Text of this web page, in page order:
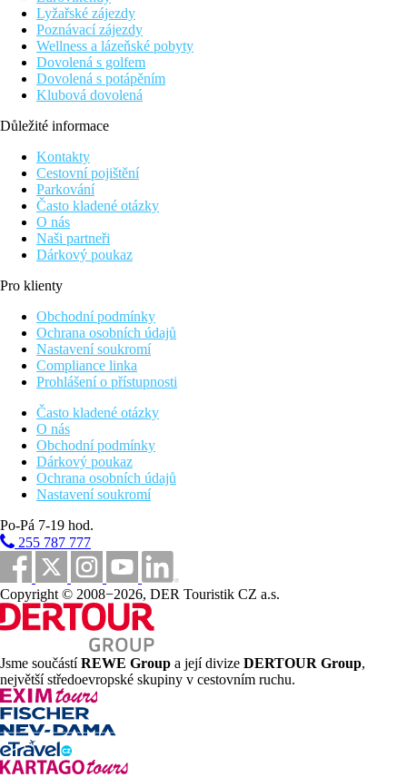
Lyžařské zájezdy
Poznávací zájezdy
Wellness a lázeňské pobyty
Dovolená s golfem
Dovolená s potápěním
Klubová dovolená
Důležité informace
Kontakty
Cestovní pojištění
Parkování
Často kladené otázky
O nás
Naši partneři
Dárkový poukaz
Pro klienty
Obchodní podmínky
Ochrana osobních údajů
Nastavení soukromí
Compliance linka
Prohlášení o přístupnosti
Často kladené otázky
O nás
Obchodní podmínky
Dárkový poukaz
Ochrana osobních údajů
Nastavení soukromí
Po-Pá 7-19 hod.
255 787 777
Copyright © 2008−2026, DER Touristik CZ a.s.
Jsme součástíREWE Group a její divize DERTOUR Group,
největší středoevropské skupiny v cestovním ruchu.